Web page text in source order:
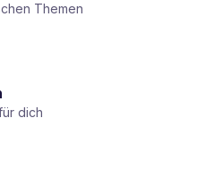
Themen
dich